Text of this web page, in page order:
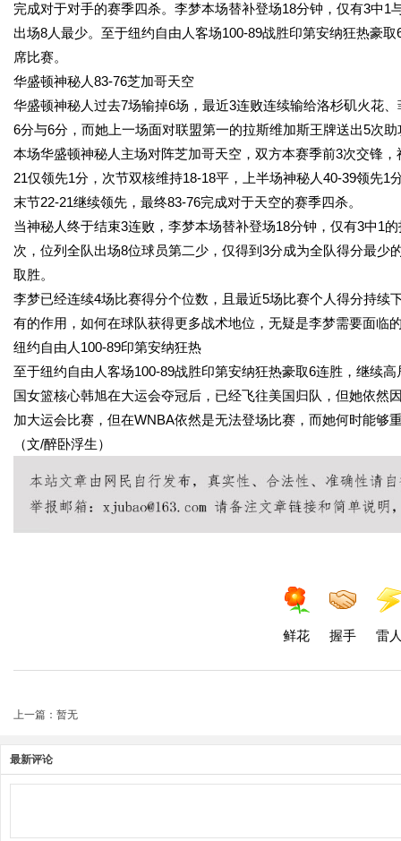
完成对于对手的赛季四杀。李梦本场替补登场18分钟，仅有3中
出场8人最少。至于纽约自由人客场100-89战胜印第安纳狂热豪
席比赛。
华盛顿神秘人83-76芝加哥天空
华盛顿神秘人过去7场输掉6场，最近3连败连续输给洛杉矶火花
6分与6分，而她上一场面对联盟第一的拉斯维加斯王牌送出5次
本场华盛顿神秘人主场对阵芝加哥天空，双方本赛季前3次交锋
21仅领先1分，次节双核维持18-18平，上半场神秘人40-39领先
末节22-21继续领先，最终83-76完成对于天空的赛季四杀。
当神秘人终于结束3连败，李梦本场替补登场18分钟，仅有3中1
次，位列全队出场8位球员第二少，仅得到3分成为全队得分最
取胜。
李梦已经连续4场比赛得分个位数，且最近5场比赛个人得分持
有的作用，如何在球队获得更多战术地位，无疑是李梦需要面临
纽约自由人100-89印第安纳狂热
至于纽约自由人客场100-89战胜印第安纳狂热豪取6连胜，继续
国女篮核心韩旭在大运会夺冠后，已经飞往美国归队，但她依
加大运会比赛，但在WNBA依然是无法登场比赛，而她何时能够
（文/醉卧浮生）
鲜花 握手 雷
上一篇：暂无
最新评论